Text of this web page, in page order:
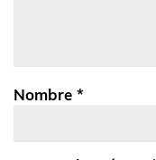
Nombre *